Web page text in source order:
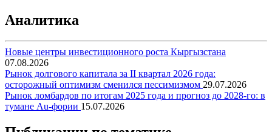
Аналитика
Новые центры инвестиционного роста Кыргызстана
07.08.2026
Рынок долгового капитала за II квартал 2026 года:
осторожный оптимизм сменился пессимизмом 29.07.2026
Рынок ломбардов по итогам 2025 года и прогноз до 2028-го: в
тумане Au-фории 15.07.2026